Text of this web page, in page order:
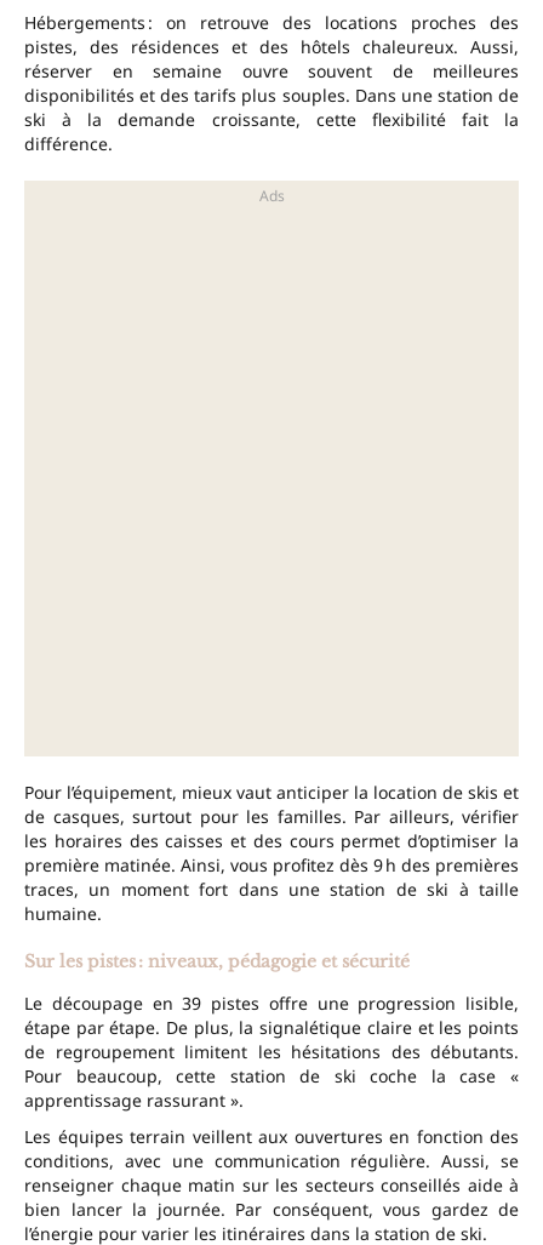
Hébergements : on retrouve des locations proches des
pistes, des résidences et des hôtels chaleureux. Aussi,
réserver en semaine ouvre souvent de meilleures
disponibilités et des tarifs plus souples. Dans une station de
ski à la demande croissante, cette flexibilité fait la
différence.
Pour l’équipement, mieux vaut anticiper la location de skis et
de casques, surtout pour les familles. Par ailleurs, vérifier
les horaires des caisses et des cours permet d’optimiser la
première matinée. Ainsi, vous profitez dès 9 h des premières
traces, un moment fort dans une station de ski à taille
humaine.
Sur les pistes : niveaux, pédagogie et sécurité
Le découpage en 39 pistes offre une progression lisible,
étape par étape. De plus, la signalétique claire et les points
de regroupement limitent les hésitations des débutants.
Pour beaucoup, cette station de ski coche la case «
apprentissage rassurant ».
Les équipes terrain veillent aux ouvertures en fonction des
conditions, avec une communication régulière. Aussi, se
renseigner chaque matin sur les secteurs conseillés aide à
bien lancer la journée. Par conséquent, vous gardez de
l’énergie pour varier les itinéraires dans la station de ski.